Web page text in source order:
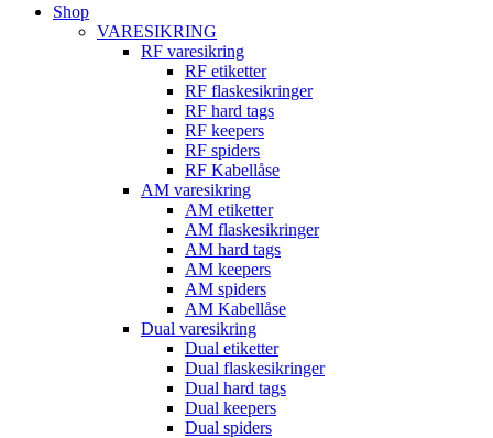
Shop
VARESIKRING
RF varesikring
RF etiketter
RF flaskesikringer
RF hard tags
RF keepers
RF spiders
RF Kabellåse
AM varesikring
AM etiketter
AM flaskesikringer
AM hard tags
AM keepers
AM spiders
AM Kabellåse
Dual varesikring
Dual etiketter
Dual flaskesikringer
Dual hard tags
Dual keepers
Dual spiders